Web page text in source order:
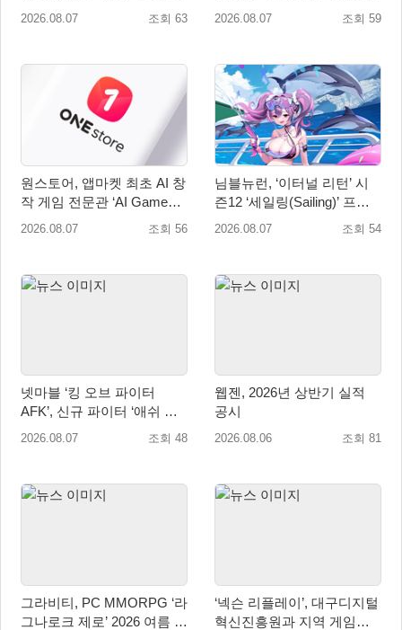
2/다크 엘레멘트’ 올 겨울 전
2026.08.07 조회 63
매출성장 성과 눈길
2026.08.07 조회 59
원스토어, 앱마켓 최초 AI 창
작 게임 전문관 ‘AI Games’
오픈
2026.08.07 조회 56
님블뉴런, ‘이터널 리턴’ 시
즌12 ‘세일링(Sailing)’ 프리
시즌 시작
2026.08.07 조회 54
넷마블 ‘킹 오브 파이터
AFK’, 신규 파이터 ‘애쉬 크
림존’ 업데이트
2026.08.07 조회 48
웹젠, 2026년 상반기 실적
공시
2026.08.06 조회 81
그라비티, PC MMORPG ‘라
그나로크 제로’ 2026 여름 프
‘넥슨 리플레이’, 대구디지털
혁신진흥원과 지역 게임산